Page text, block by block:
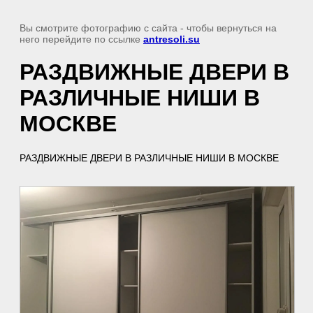
Вы смотрите фотографию с сайта - чтобы вернуться на
него перейдите по ссылке antresoli.su
РАЗДВИЖНЫЕ ДВЕРИ В
РАЗЛИЧНЫЕ НИШИ В
МОСКВЕ
РАЗДВИЖНЫЕ ДВЕРИ В РАЗЛИЧНЫЕ НИШИ В МОСКВЕ